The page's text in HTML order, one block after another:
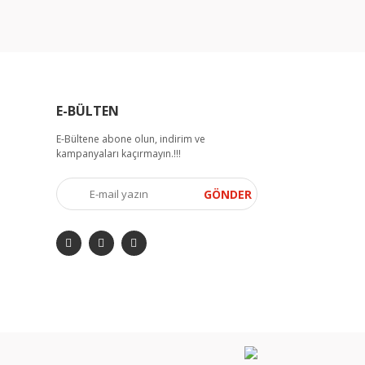
E-BÜLTEN
E-Bültene abone olun, indirim ve
kampanyaları kaçırmayın.!!!
GÖNDER